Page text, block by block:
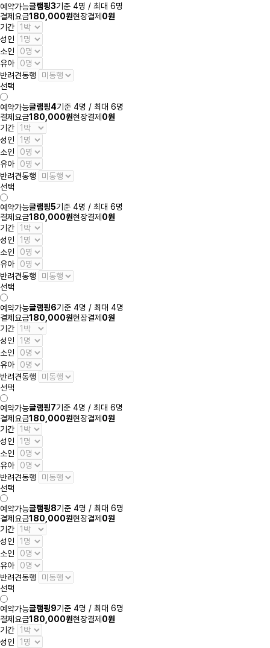
예약가능글램핑3기준 4명 / 최대 6명
결제요금180,000원현장결제 0원
기간
성인
소인
유아
반려견동행
선택
예약가능글램핑4기준 4명 / 최대 6명
결제요금180,000원현장결제 0원
기간
성인
소인
유아
반려견동행
선택
예약가능글램핑5기준 4명 / 최대 6명
결제요금180,000원현장결제 0원
기간
성인
소인
유아
반려견동행
선택
예약가능글램핑6기준 4명 / 최대 4명
결제요금180,000원현장결제 0원
기간
성인
소인
유아
반려견동행
선택
예약가능글램핑7기준 4명 / 최대 6명
결제요금180,000원현장결제0원
기간
성인
소인
유아
반려견동행
선택
예약가능글램핑8기준 4명 / 최대 6명
결제요금180,000원현장결제 0원
기간
성인
소인
유아
반려견동행
선택
예약가능글램핑9기준 4명 / 최대 6명
결제요금180,000원현장결제 0원
기간
성인